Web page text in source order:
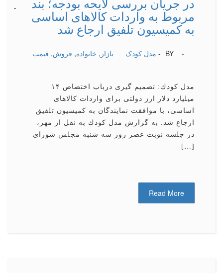
-
در جریان بررسی لایحه بودجه؛ بند
مربوط به واردات كالاهای اساسی
به كمیسیون تلفیق ارجاع شد
BY - مدل کودک بازار , خانواده, فروش, قیمت -
مدل كودك: تصمیم گیری درباب اختصاص ۱۴
میلیارد دلار ارز دولتی برای واردات كالاهای
اساسی، با موافقت نمایندگان به كمیسیون تلفیق
ارجاع شد. به گزارش مدل كودك به نقل از مهر،
در جلسه نوبت عصر روز سه شنبه مجلس شورای
[…]
Read More
---------